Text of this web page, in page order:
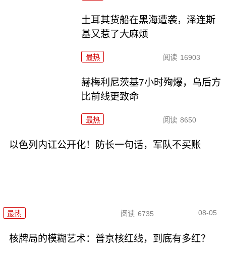
土耳其货船在黑海遭袭，泽连斯
基又惹了大麻烦
最热 阅读 16903
赫梅利尼茨基7小时殉爆，乌后方
比前线更致命
最热 阅读 8650
以色列内讧公开化！防长一句话，军队不买账
最热 阅读 6735 08-05
核牌局的模糊艺术：普京核红线，到底有多红？